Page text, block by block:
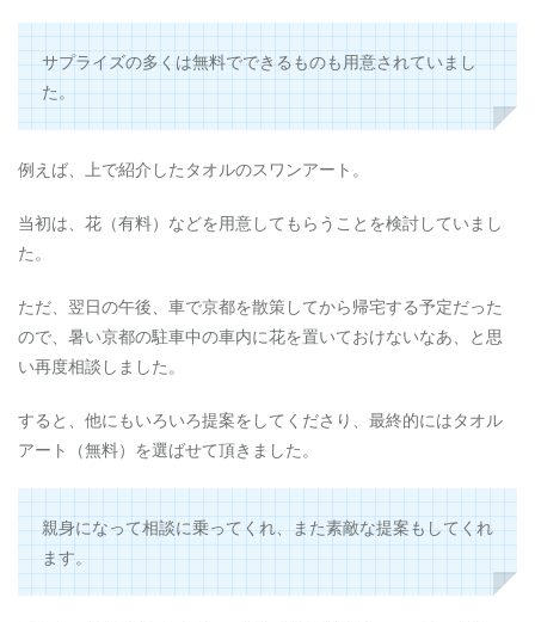
サプライズの多くは無料でできるものも用意されていまし
た。
例えば、上で紹介したタオルのスワンアート。
当初は、花（有料）などを用意してもらうことを検討していまし
た。
ただ、翌日の午後、車で京都を散策してから帰宅する予定だった
ので、暑い京都の駐車中の車内に花を置いておけないなあ、と思
い再度相談しました。
すると、他にもいろいろ提案をしてくださり、最終的にはタオル
アート（無料）を選ばせて頂きました。
親身になって相談に乗ってくれ、また素敵な提案もしてくれ
ます。